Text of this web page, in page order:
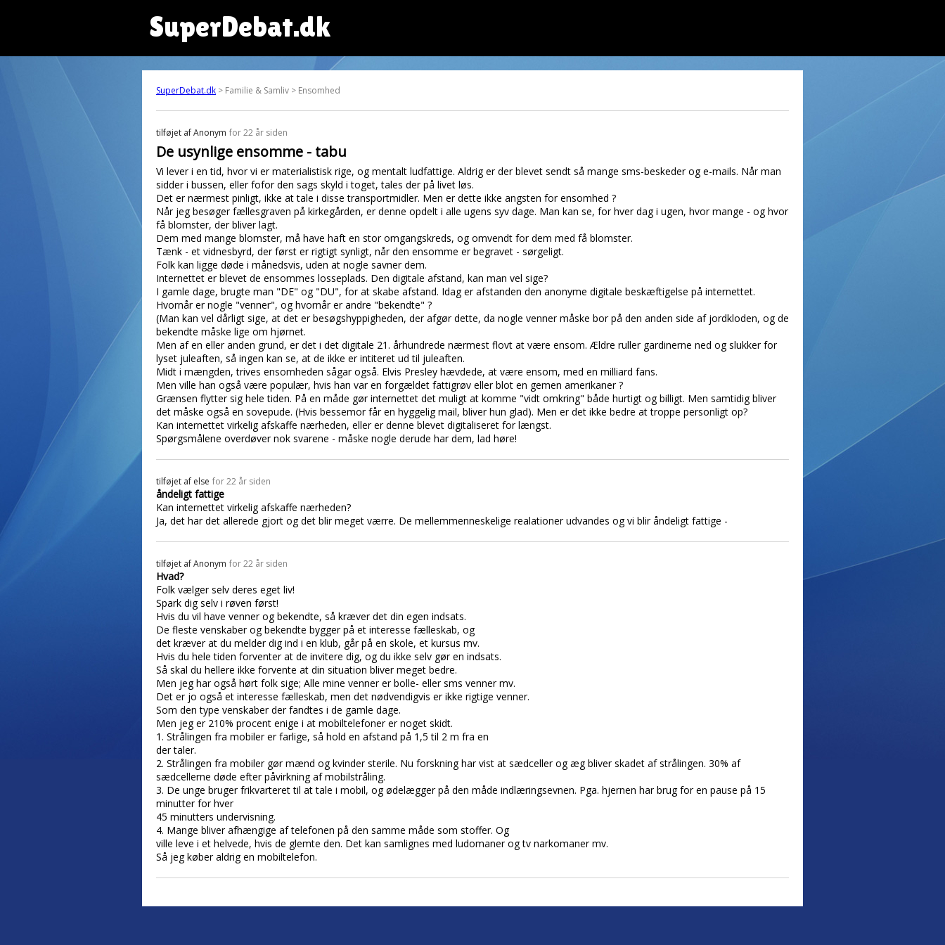
SuperDebat.dk
SuperDebat.dk > Familie & Samliv > Ensomhed
tilføjet afAnonym for 22 år siden
De usynlige ensomme - tabu
Vi lever i en tid, hvor vi er materialistisk rige, og mentalt ludfattige. Aldrig er der blevet sendt så mange sms-beskeder og e-mails. Når man
sidder i bussen, eller fofor den sags skyld i toget, tales der på livet løs.
Det er nærmest pinligt, ikke at tale i disse transportmidler. Men er dette ikke angsten for ensomhed ?
Når jeg besøger fællesgraven på kirkegården, er denne opdelt i alle ugens syv dage. Man kan se, for hver dag i ugen, hvor mange - og hvor
få blomster, der bliver lagt.
Dem med mange blomster, må have haft en stor omgangskreds, og omvendt for dem med få blomster.
Tænk - et vidnesbyrd, der først er rigtigt synligt, når den ensomme er begravet - sørgeligt.
Folk kan ligge døde i månedsvis, uden at nogle savner dem.
Internettet er blevet de ensommes losseplads. Den digitale afstand, kan man vel sige?
I gamle dage, brugte man "DE" og "DU", for at skabe afstand. Idag er afstanden den anonyme digitale beskæftigelse på internettet.
Hvornår er nogle "venner", og hvornår er andre "bekendte" ?
(Man kan vel dårligt sige, at det er besøgshyppigheden, der afgør dette, da nogle venner måske bor på den anden side af jordkloden, og de
bekendte måske lige om hjørnet.
Men af en eller anden grund, er det i det digitale 21. århundrede nærmest flovt at være ensom. Ældre ruller gardinerne ned og slukker for
lyset juleaften, så ingen kan se, at de ikke er intiteret ud til juleaften.
Midt i mængden, trives ensomheden sågar også. Elvis Presley hævdede, at være ensom, med en milliard fans.
Men ville han også være populær, hvis han var en forgældet fattigrøv eller blot en gemen amerikaner ?
Grænsen flytter sig hele tiden. På en måde gør internettet det muligt at komme "vidt omkring" både hurtigt og billigt. Men samtidig bliver
det måske også en sovepude. (Hvis bessemor får en hyggelig mail, bliver hun glad). Men er det ikke bedre at troppe personligt op?
Kan internettet virkelig afskaffe nærheden, eller er denne blevet digitaliseret for længst.
Spørgsmålene overdøver nok svarene - måske nogle derude har dem, lad høre!
tilføjet af else for 22 år siden
åndeligt fattige
Kan internettet virkelig afskaffe nærheden?
Ja, det har det allerede gjort og det blir meget værre. De mellemmenneskelige realationer udvandes og vi blir åndeligt fattige -
tilføjet afAnonym for 22 år siden
Hvad?
Folk vælger selv deres eget liv!
Spark dig selv i røven først!
Hvis du vil have venner og bekendte, så kræver det din egen indsats.
De fleste venskaber og bekendte bygger på et interesse fælleskab, og
det kræver at du melder dig ind i en klub, går på en skole, et kursus mv.
Hvis du hele tiden forventer at de invitere dig, og du ikke selv gør en indsats.
Så skal du hellere ikke forvente at din situation bliver meget bedre.
Men jeg har også hørt folk sige; Alle mine venner er bolle- eller sms venner mv.
Det er jo også et interesse fælleskab, men det nødvendigvis er ikke rigtige venner.
Som den type venskaber der fandtes i de gamle dage.
Men jeg er 210% procent enige i at mobiltelefoner er noget skidt.
1. Strålingen fra mobiler er farlige, så hold en afstand på 1,5 til 2 m fra en
der taler.
2. Strålingen fra mobiler gør mænd og kvinder sterile. Nu forskning har vist at sædceller og æg bliver skadet af strålingen. 30% af
sædcellerne døde efter påvirkning af mobilstråling.
3. De unge bruger frikvarteret til at tale i mobil, og ødelægger på den måde indlæringsevnen. Pga. hjernen har brug for en pause på 15
minutter for hver
45 minutters undervisning.
4. Mange bliver afhængige af telefonen på den samme måde som stoffer. Og
ville leve i et helvede, hvis de glemte den. Det kan samlignes med ludomaner og tv narkomaner mv.
Så jeg køber aldrig en mobiltelefon.